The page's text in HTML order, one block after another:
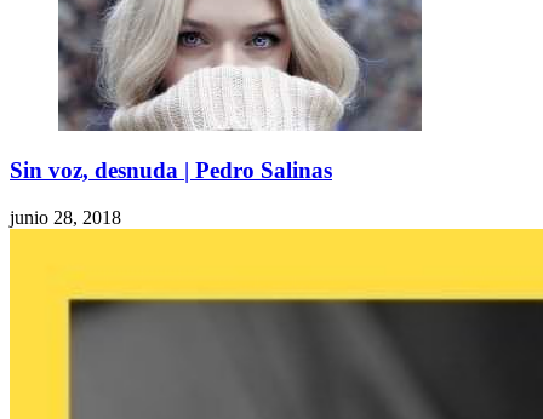
Sin voz, desnuda | Pedro Salinas
junio 28, 2018